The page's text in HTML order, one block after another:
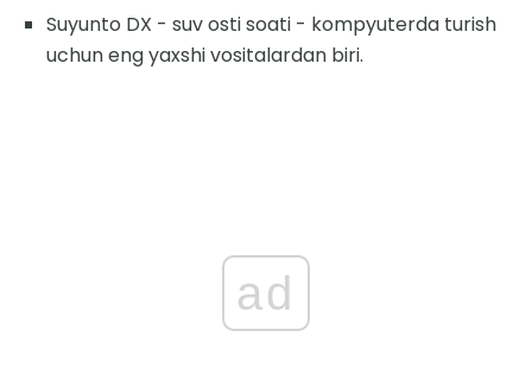
Suyunto DX - suv osti soati - kompyuterda turish
uchun eng yaxshi vositalardan biri.
ad